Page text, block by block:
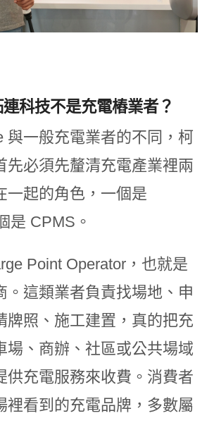
科技不是充電樁業者？
與一般充電業者的不同，柯
先必須先釐清充電產業裡兩
一起的角色，一個是
是 CPMS。
Point Operator，也就是
。這類業者負責找場地、申
牌照、施工建置，真的把充
場、商辦、社區或公共場域
供充電服務來收費。消費者
裡看到的充電品牌，多數屬